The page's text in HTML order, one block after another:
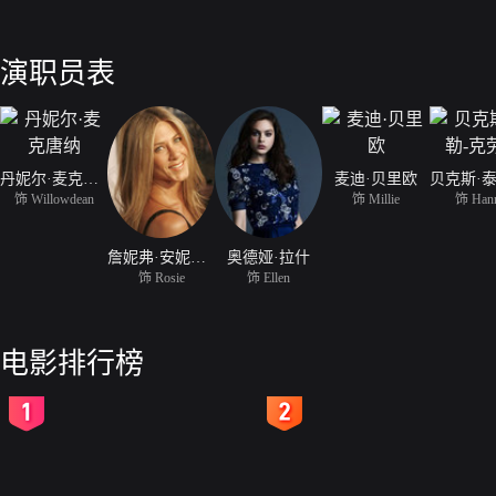
演职员表
丹妮尔·麦克唐纳
饰 Willowdean
饰 Rosie
奥德娅·拉什
饰 Ellen
麦迪·贝里欧
饰 Millie 饰
电影排行榜